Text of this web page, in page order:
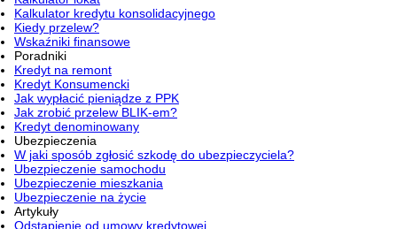
Kalkulator kredytu konsolidacyjnego
Kiedy przelew?
Wskaźniki finansowe
Poradniki
Kredyt na remont
Kredyt Konsumencki
Jak wypłacić pieniądze z PPK
Jak zrobić przelew BLIK-em?
Kredyt denominowany
Ubezpieczenia
W jaki sposób zgłosić szkodę do ubezpieczyciela?
Ubezpieczenie samochodu
Ubezpieczenie mieszkania
Ubezpieczenie na życie
Artykuły
Odstąpienie od umowy kredytowej